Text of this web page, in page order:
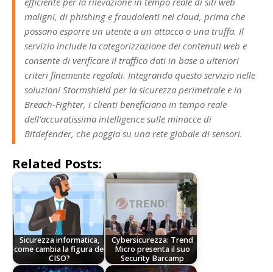
maligni, di phishing e fraudolenti nel cloud, prima che
possano esporre un utente a un attacco o una truffa. Il
servizio include la categorizzazione dei contenuti web e
consente di verificare il traffico dati in base a ulteriori
criteri finemente regolati. Integrando questo servizio nelle
soluzioni Stormshield per la sicurezza perimetrale e in
Breach-Fighter, i clienti beneficiano in tempo reale
dell’accuratissima intelligence sulle minacce di
Bitdefender, che poggia su una rete globale di sensori.
Related Posts:
Sicurezza informatica,
come cambia la figura del
CISO?
Cybersicurezza: Trend
Micro presenta il suo
Security Barcamp